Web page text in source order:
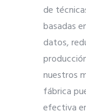
de
basadas
datos,
nuestros
fábrica